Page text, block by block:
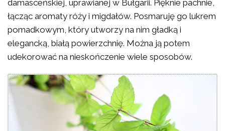
damasceńskiej, uprawianej w Bułgarii. Pięknie pachnie,
łącząc aromaty róży i migdałów. Posmaruję go lukrem
pomadkowym, który utworzy na nim gładką i
elegancką, białą powierzchnię. Można ją potem
udekorować na nieskończenie wiele sposobów.